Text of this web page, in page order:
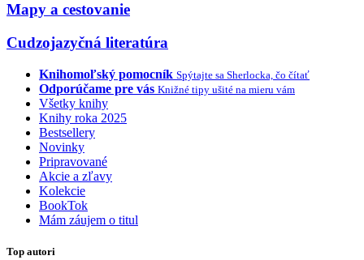
Mapy a cestovanie
Cudzojazyčná literatúra
Knihomoľský pomocník Spýtajte sa Sherlocka, čo čítať
Odporúčame pre vás Knižné tipy ušité na mieru vám
Všetky knihy
Knihy roka 2025
Bestsellery
Novinky
Pripravované
Akcie a zľavy
Kolekcie
BookTok
Mám záujem o titul
Top autori